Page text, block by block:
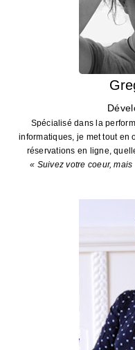
Spécialisé dans la
informatiques, je met tout en
réservations en ligne,
« Suivez votre coeur,